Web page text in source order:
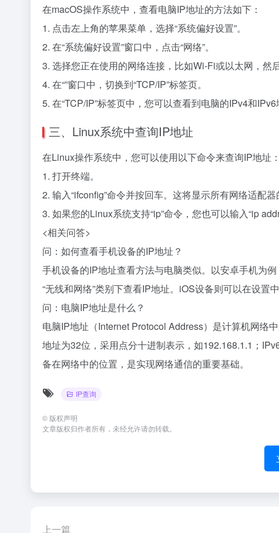
在macOS操作系统中，查看电脑IP地址的方法如下：
1. 点击左上角的苹果菜单，选择“系统偏好设置”。
2. 在“系统偏好设置”窗口中，点击“网络”。
3. 选择您正在使用的网络连接，比如Wi-Fi或以太网，然后
4. 在“”窗口中，切换到“TCP/IP”标签页。
5. 在“TCP/IP”标签页中，您可以查看到电脑的IPv4和IPv6
三、Linux系统中查询IP地址
在Linux操作系统中，您可以使用以下命令来查询IP地址：
1. 打开终端。
2. 输入“ifconfig”命令并按回车。这将显示所有网络适配器
3. 如果您的Linux系统支持“ip”命令，您也可以输入“ip
<相关问答>
问：如何查看手机设备的IP地址？
手机设备的IP地址查看方法与电脑类似。以安卓手机为例
“无线和网络”类别下查看IP地址。iOS设备则可以在设置
问：电脑IP地址是什么？
电脑IP地址（Internet Protocol Address）是计算机网络
地址为32位，采用点分十进制表示，如192.168.1.1；
备在网络中的位置，是实现网络通信的重要基础。
IP查询
© 版权声明
文章版权归作者所有，未经允许请勿转载。
上一篇